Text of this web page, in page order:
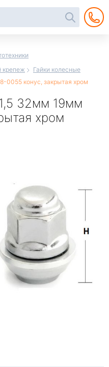
крепеж
Гайки колесные
0055 конус, закрытая хром
32мм 19мм
хром